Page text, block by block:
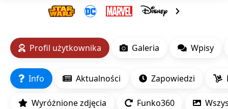
Profil użytkownika Galeria Wpisy
Info Aktualności Zapowiedzi
Wyróżnione zdjęcia Funko360